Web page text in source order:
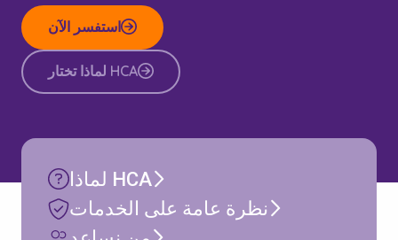
استفسر الآن
لماذا تختار HCA
لماذا HCA
نظرة عامة على الخدمات